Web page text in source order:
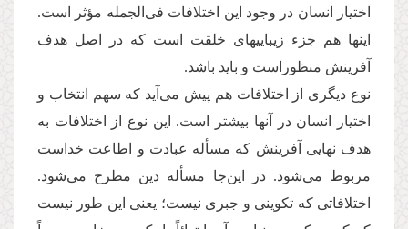
اختیار انسان در وجود این اختلافات فی‌الجمله مؤثر است.
اینها هم جزء زیباییهای خلقت است که در اصل هدف
آفرینش منظوراست و باید باشد.
نوع دیگری از اختلافات هم پیش می‌آید که سهم انتخاب و
اختیار انسان در آنها بیشتر است. این نوع از اختلافات به
هدف نهایی آفرینش که مسأله عبادت و اطاعت خداست
مربوط می‌شود. در این‌جا مسأله دین مطرح می‌شود.
اختلافاتی که تکوینی و جبری نیست؛ یعنی این طور نیست